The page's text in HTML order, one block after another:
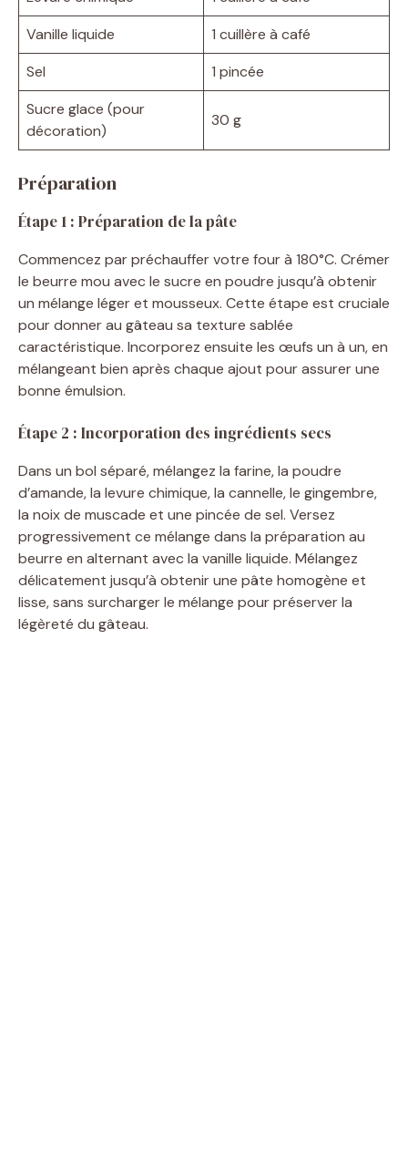
Vanille liquide
1 cuillère à café
Sel
1 pincée
Sucre glace (pour
décoration)
30 g
Préparation
Étape 1 : Préparation de la pâte
Commencez par préchauffer votre four à 180°C. Crémer
le beurre mou avec le sucre en poudre jusqu’à obtenir
un mélange léger et mousseux. Cette étape est cruciale
pour donner au gâteau sa texture sablée
caractéristique. Incorporez ensuite les œufs un à un, en
mélangeant bien après chaque ajout pour assurer une
bonne émulsion.
Étape 2 : Incorporation des ingrédients secs
Dans un bol séparé, mélangez la farine, la poudre
d’amande, la levure chimique, la cannelle, le gingembre,
la noix de muscade et une pincée de sel. Versez
progressivement ce mélange dans la préparation au
beurre en alternant avec la vanille liquide. Mélangez
délicatement jusqu’à obtenir une pâte homogène et
lisse, sans surcharger le mélange pour préserver la
légèreté du gâteau.